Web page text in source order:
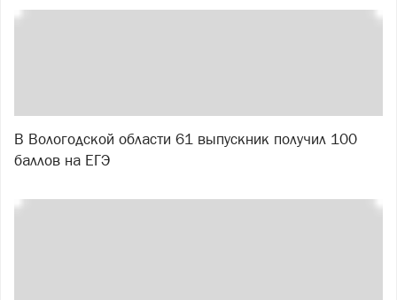
В Вологодской области 61 выпускник получил 100
баллов на ЕГЭ